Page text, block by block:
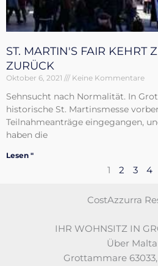
ST. MARTIN'S FAIR KEHRT
ZURÜCK
Oktober 6, 2021 Keine Kommentare
Sehnsucht nach Normalität. In
historische St. Martinsmesse
Teilnahmeanträge eingegangen,
haben die
Lesen "
1 2 3 4
CostAzzurra
IHR WOHNSITZ IN
Über
Grottammare 63033,